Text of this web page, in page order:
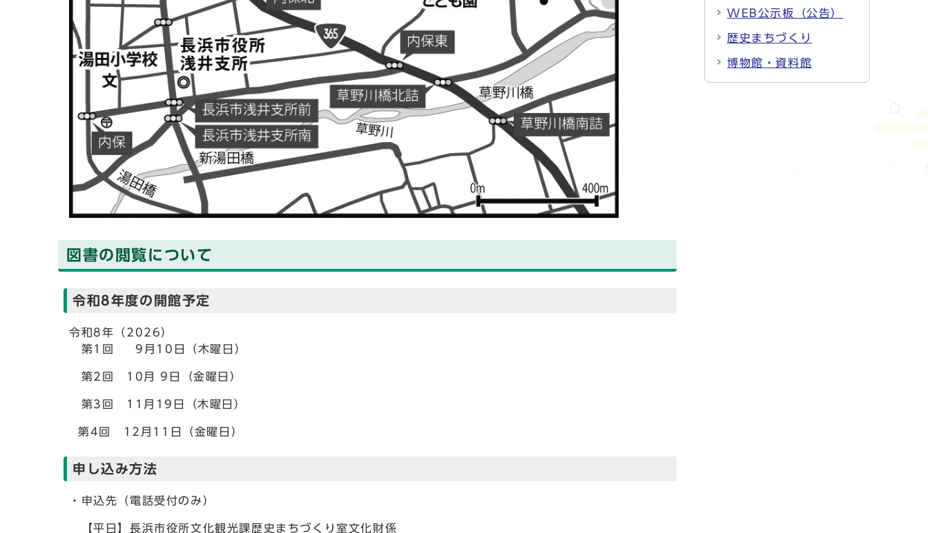
図書の閲覧について
令和8年度の開館予定
令和8年（2026）
第1回 9月10日（木曜日）
第2回 10月 9日（金曜日）
第3回 11月19日（木曜日）
第4回 12月11日（金曜日）
申し込み方法
・申込先（電話受付のみ）
【平日】長浜市役所文化観光課歴史まちづくり室文化財係
WEB公示板（公告）
歴史まちづくり
博物館・資料館